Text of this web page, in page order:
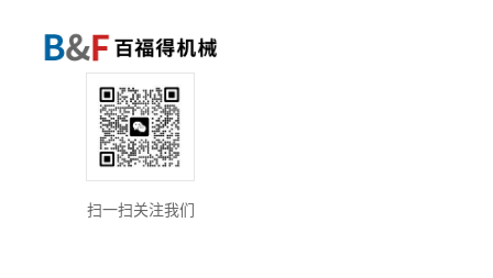
扫一扫关注我们